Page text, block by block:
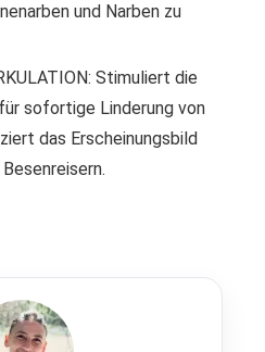
und Narben zu
Stimuliert die
sofortige Linderung von
das Erscheinungsbild